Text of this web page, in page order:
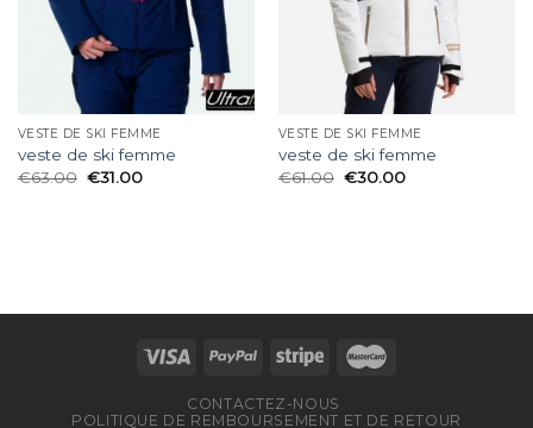
VESTE DE SKI FEMME
veste de ski femme
€63.00 €31.00
VESTE DE SKI FEMME
veste de ski femme
€61.00 €30.00
CONTACTEZ-NOUS
POLITIQUE DE REMBOURSEMENT ET DE RETOUR